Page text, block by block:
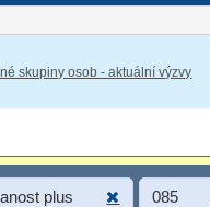
skupiny osob - aktuální výzvy
plus 085